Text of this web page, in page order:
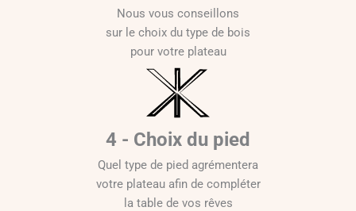
Nous vous conseillons
sur le choix du type de bois
pour votre plateau
4 - Choix du pied
Quel type de pied agrémentera
votre plateau afin de compléter
la table de vos rêves